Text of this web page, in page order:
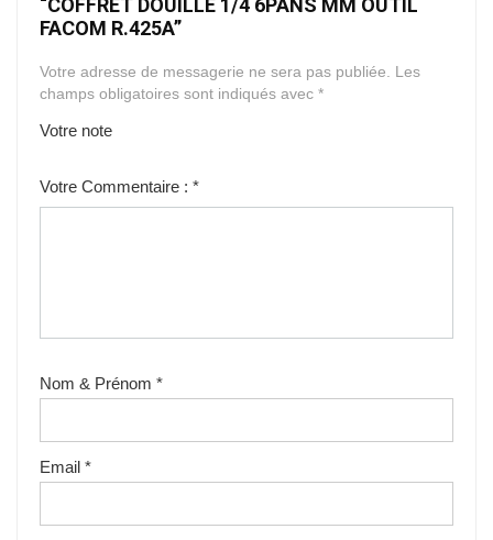
“COFFRET DOUILLE 1/4 6PANS MM OUTIL
FACOM R.425A”
Votre adresse de messagerie ne sera pas publiée. Les
champs obligatoires sont indiqués avec *
Votre note
Votre Commentaire : *
Nom & Prénom *
Email *